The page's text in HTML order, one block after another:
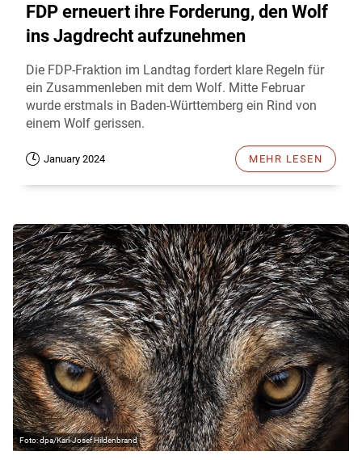
FDP erneuert ihre Forderung, den Wolf
ins Jagdrecht aufzunehmen
Die FDP-Fraktion im Landtag fordert klare Regeln für
ein Zusammenleben mit dem Wolf. Mitte Februar
wurde erstmals in Baden-Württemberg ein Rind von
einem Wolf gerissen.
January 2024 MEHR LESEN
dpa/Karl-Josef Hildenbrand